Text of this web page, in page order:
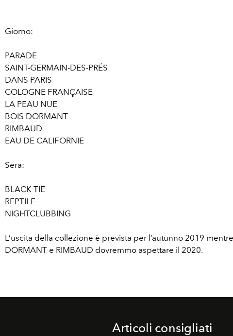
Giorno:
PARADE
SAINT-GERMAIN-DES-PRÉS
DANS PARIS
COLOGNE FRANÇAISE
LA PEAU NUE
BOIS DORMANT
RIMBAUD
EAU DE CALIFORNIE
Sera:
BLACK TIE
REPTILE
NIGHTCLUBBING
L’uscita della collezione è prevista per l’autunno 2019
DORMANT e RIMBAUD dovremmo aspettare il 2020.
Articoli consigliati